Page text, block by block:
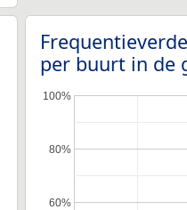
per buurt in de
60%
80%
100%